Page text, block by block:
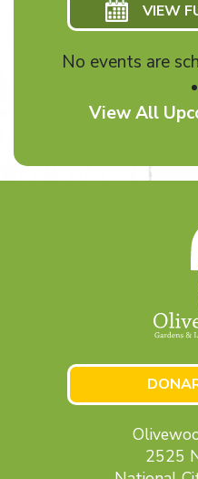
VIEW
No events are
View All
2525